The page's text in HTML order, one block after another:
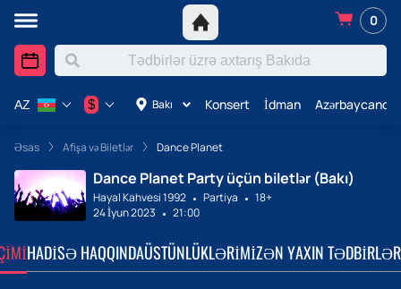
0
Bakı Konsert İdman Azərbaycanda
AZ $
Əsas Afişa və Biletlər Dance Planet
Dance Planet Party üçün biletlər (Bakı)
Hayal Kahvesi 1992 Partiya
18+
24 İyun 2023
21:00
HADISƏ HAQQINDAÜSTÜNLÜKLƏRIMIZƏN YAXIN TƏDBIRLƏR